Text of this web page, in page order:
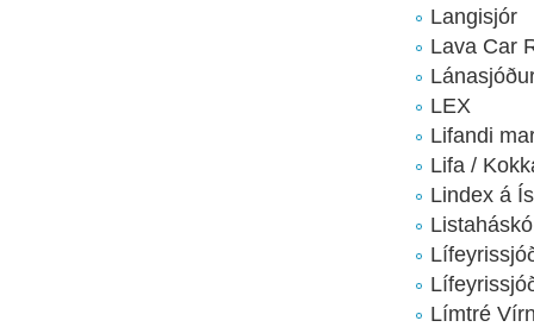
Langisjór
Lava Car
LEX
Lifandi
Lifa /
Lindex á
Límtré